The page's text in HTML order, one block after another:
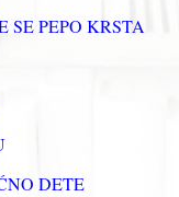
SE PEPO KRSTA
DETE